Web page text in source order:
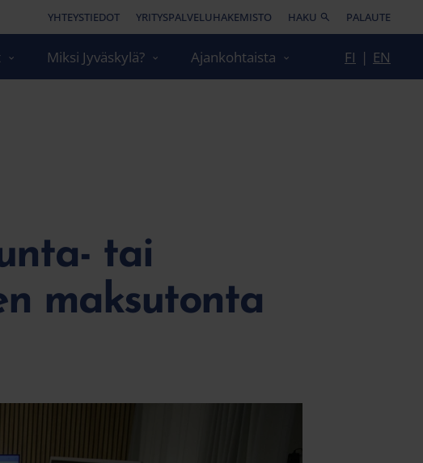
YHTEYSTIEDOT YRITYSPALVELUHAKEMISTO HAKU PALAUTE
Miksi Jyväskylä? Ajankohtaista FI | EN
tai
maksutonta